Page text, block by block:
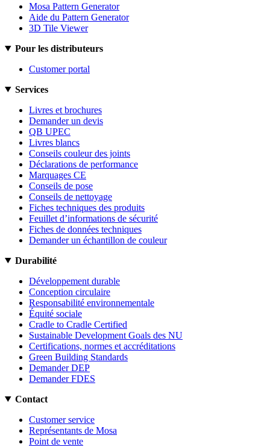
Mosa Pattern Generator
Aide du Pattern Generator
3D Tile Viewer
Pour les distributeurs
Customer portal
Services
Livres et brochures
Demander un devis
QB UPEC
Livres blancs
Conseils couleur des joints
Déclarations de performance
Marquages CE
Conseils de pose
Conseils de nettoyage
Fiches techniques des produits
Feuillet d’informations de sécurité
Fiches de données techniques
Demander un échantillon de couleur
Durabilité
Développement durable
Conception circulaire
Responsabilité environnementale
Équité sociale
Cradle to Cradle Certified
Sustainable Development Goals des NU
Certifications, normes et accréditations
Green Building Standards
Demander DEP
Demander FDES
Contact
Customer service
Représentants de Mosa
Point de vente